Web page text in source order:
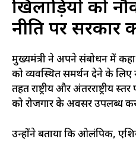
खिलाड़ियों को
नीति पर सरकार
मुख्यमंत्री ने अपने संबोधन में कहा
को व्यवस्थित समर्थन देने के
तहत राष्ट्रीय और अंतरराष्ट्रीय
को रोजगार के अवसर उपलब्ध
उन्होंने बताया कि ओलंपिक,